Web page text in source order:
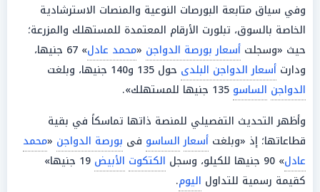
وفي سياق متابعة البورصات النوعية والمنصات الاسترشادية
الخاصة بالسوق، تبلورت الأرقام المعتمدة للمستهلك والمزرعة؛
حيث «وسجلت أسعار بورصة الدواجن «محمد عادل
» 67 جنيها،
ودارت أسعار الدواجن البلدى حول 135 و140 جنيها، وبلغت
الدواجن الساسو
وأظهر التحديث التفصيلي للمنصة ذاتها تماسكاً في بقية
قطاعاتها؛ إذ «وبلغت أسعار الساسو فى بورصة الدواجن «محمد
عادل» 90 جنيها للكيلو، وسجل الكتكوت الأبيض
19 جنيها»
كقيمة رسمية للتداول اليوم.